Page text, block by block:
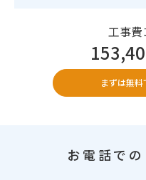
工事費
まずは無料
お電話で